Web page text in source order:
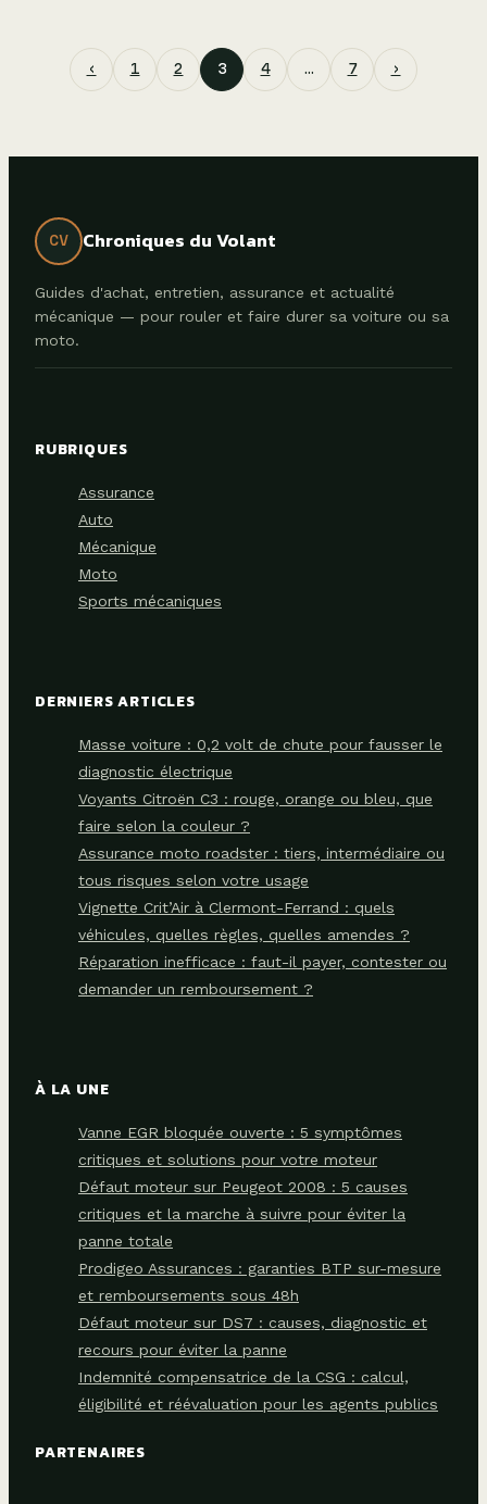
‹ 1 2 3 4 … 7 ›
CV Chroniques du Volant
Guides d'achat, entretien, assurance et actualité
mécanique — pour rouler et faire durer sa voiture ou sa
moto.
RUBRIQUES
Assurance
Auto
Mécanique
Moto
Sports mécaniques
DERNIERS ARTICLES
Masse voiture : 0,2 volt de chute pour fausser le
diagnostic électrique
Voyants Citroën C3 : rouge, orange ou bleu, que
faire selon la couleur ?
Assurance moto roadster : tiers, intermédiaire ou
tous risques selon votre usage
Vignette Crit’Air à Clermont-Ferrand : quels
véhicules, quelles règles, quelles amendes ?
Réparation inefficace : faut-il payer, contester ou
demander un remboursement ?
À LA UNE
Vanne EGR bloquée ouverte : 5 symptômes
critiques et solutions pour votre moteur
Défaut moteur sur Peugeot 2008 : 5 causes
critiques et la marche à suivre pour éviter la
panne totale
Prodigeo Assurances : garanties BTP sur-mesure
et remboursements sous 48h
Défaut moteur sur DS7 : causes, diagnostic et
recours pour éviter la panne
Indemnité compensatrice de la CSG : calcul,
éligibilité et réévaluation pour les agents publics
PARTENAIRES